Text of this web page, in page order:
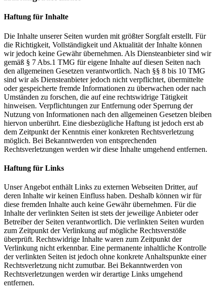
Haftung für Inhalte
Die Inhalte unserer Seiten wurden mit größter Sorgfalt erstellt. Für
die Richtigkeit, Vollständigkeit und Aktualität der Inhalte können
wir jedoch keine Gewähr übernehmen. Als Diensteanbieter sind wir
gemäß § 7 Abs.1 TMG für eigene Inhalte auf diesen Seiten nach
den allgemeinen Gesetzen verantwortlich. Nach §§ 8 bis 10 TMG
sind wir als Diensteanbieter jedoch nicht verpflichtet, übermittelte
oder gespeicherte fremde Informationen zu überwachen oder nach
Umständen zu forschen, die auf eine rechtswidrige Tätigkeit
hinweisen. Verpflichtungen zur Entfernung oder Sperrung der
Nutzung von Informationen nach den allgemeinen Gesetzen bleiben
hiervon unberührt. Eine diesbezügliche Haftung ist jedoch erst ab
dem Zeitpunkt der Kenntnis einer konkreten Rechtsverletzung
möglich. Bei Bekanntwerden von entsprechenden
Rechtsverletzungen werden wir diese Inhalte umgehend entfernen.
Haftung für Links
Unser Angebot enthält Links zu externen Webseiten Dritter, auf
deren Inhalte wir keinen Einfluss haben. Deshalb können wir für
diese fremden Inhalte auch keine Gewähr übernehmen. Für die
Inhalte der verlinkten Seiten ist stets der jeweilige Anbieter oder
Betreiber der Seiten verantwortlich. Die verlinkten Seiten wurden
zum Zeitpunkt der Verlinkung auf mögliche Rechtsverstöße
überprüft. Rechtswidrige Inhalte waren zum Zeitpunkt der
Verlinkung nicht erkennbar. Eine permanente inhaltliche Kontrolle
der verlinkten Seiten ist jedoch ohne konkrete Anhaltspunkte einer
Rechtsverletzung nicht zumutbar. Bei Bekanntwerden von
Rechtsverletzungen werden wir derartige Links umgehend
entfernen.